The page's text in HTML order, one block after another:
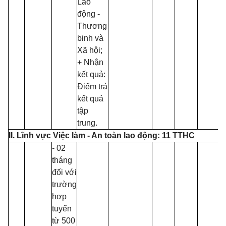
Lao
động -
Thương
binh và
Xã hội;
+ Nhận
kết quả:
Điểm trả
kết quả
tập
trung.
II. Lĩnh vực Việc làm - An toàn lao động: 11 TTHC
- 02
tháng
đối với
trường
hợp
tuyển
từ 500